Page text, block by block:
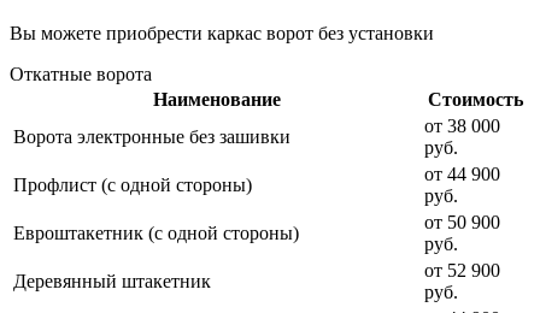
Вы можете приобрести каркас ворот без установки
Откатные ворота
Наименование
Стоимость
Ворота электронные без зашивки
от 38 000
руб.
Профлист (с одной стороны)
от 44 900
руб.
Евроштакетник (с одной стороны)
от 50 900
руб.
Деревянный штакетник
от 52 900
руб.